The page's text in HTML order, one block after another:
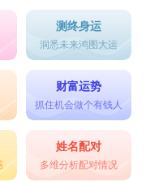
测终身运
洞悉未来鸿图大运
财富运势
抓住机会做个有钱人
姓名配对
多维分析配对情况